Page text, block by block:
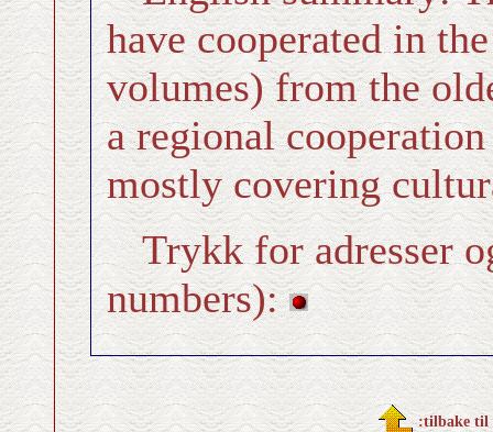
have cooperated in
volumes) from the
a regional
mostly covering
Trykk for adresser
numbers):
:tilbake til